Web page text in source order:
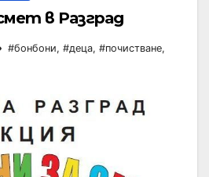
в Разград
#бонбони, #деца, #почистване,